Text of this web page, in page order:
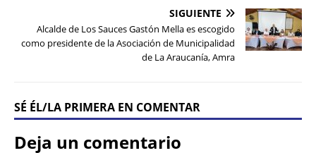
SIGUIENTE
Alcalde de Los Sauces Gastón Mella es escogido
como presidente de la Asociación de Municipalidad
de La Araucanía, Amra
SÉ ÉL/LA PRIMERA EN COMENTAR
Deja un comentario